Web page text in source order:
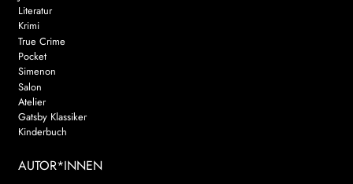
Literatur
Krimi
True Crime
Pocket
Simenon
Salon
Atelier
Gatsby Klassiker
Kinderbuch
AUTOR*INNEN